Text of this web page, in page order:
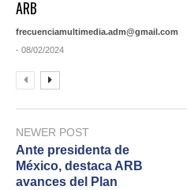
ARB
frecuenciamultimedia.adm@gmail.com
- 08/02/2024
NEWER POST
Ante presidenta de
México, destaca ARB
avances del Plan